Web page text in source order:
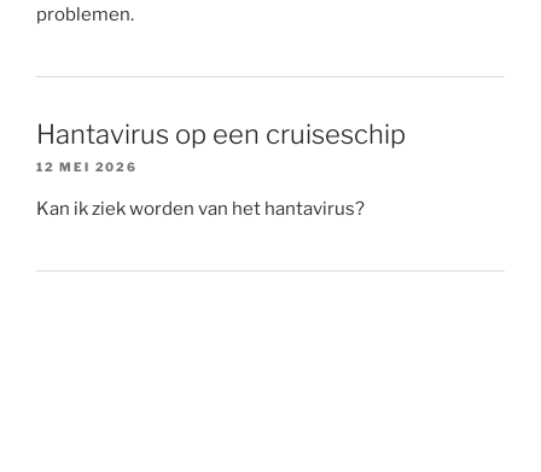
problemen.
Hantavirus op een cruiseschip
12 MEI 2026
Kan ik ziek worden van het hantavirus?